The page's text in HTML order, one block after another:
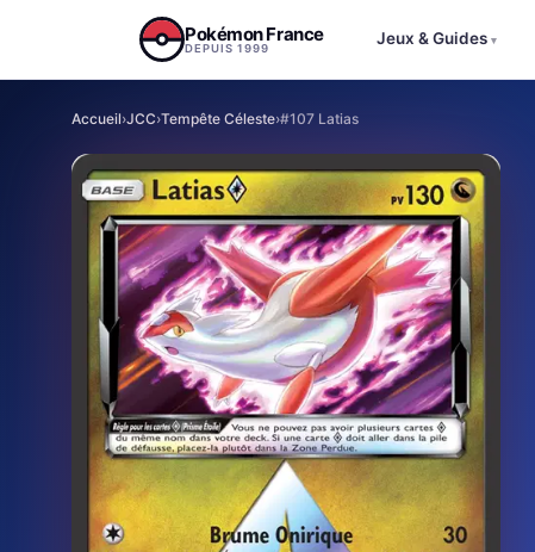
Pokémon France
DEPUIS 1999
Jeux & Guides ▾
Accueil›JCC›Tempête Céleste›#107 Latias